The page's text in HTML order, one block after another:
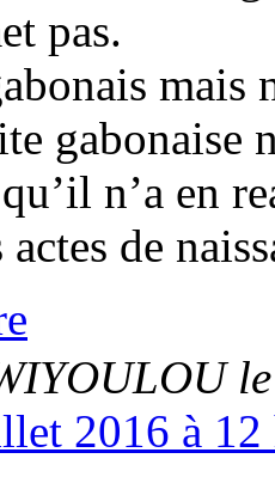
pas.
mais
gabonaise
n’a en
actes de
2016 à